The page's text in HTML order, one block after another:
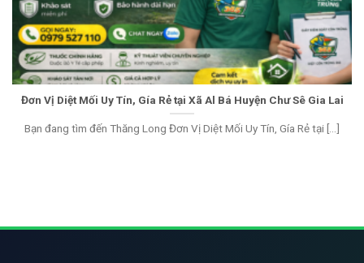
Đơn Vị Diệt Mối Uy Tín, Gía Rẻ tại Xã Al Bá Huyện Chư Sê Gia Lai
Bạn đang tìm đến Thăng Long Đơn Vị Diệt Mối Uy Tín, Gía Rẻ tại [...]